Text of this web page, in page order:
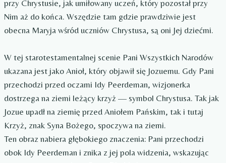
przy Chrystusie, jak umiłowany uczeń, który pozostał przy
Nim aż do końca. Wszędzie tam gdzie prawdziwie jest
obecna Maryja wśród uczniów Chrystusa, są oni Jej dziećmi.
W tej starotestamentalnej scenie Pani Wszystkich Narodów
ukazana jest jako Anioł, który objawił się Jozuemu. Gdy Pani
przechodzi przed oczami Idy Peerdeman, wizjonerka
dostrzega na ziemi leżący krzyż — symbol Chrystusa. Tak jak
Jozue upadł na ziemię przed Aniołem Pańskim, tak i tutaj
Krzyż, znak Syna Bożego, spoczywa na ziemi.
Ten obraz nabiera głębokiego znaczenia: Pani przechodzi
obok Idy Peerdeman i znika z jej pola widzenia, wskazując